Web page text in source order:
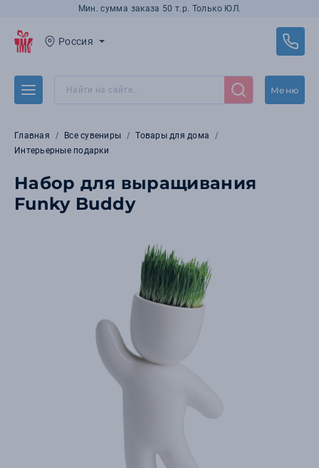
Мин. сумма заказа 50 т.р. Только ЮЛ.
Россия
Меню
Главная Все сувениры
Товары для дома
Интерьерные подарки
Набор для выращивания
Funky Buddy